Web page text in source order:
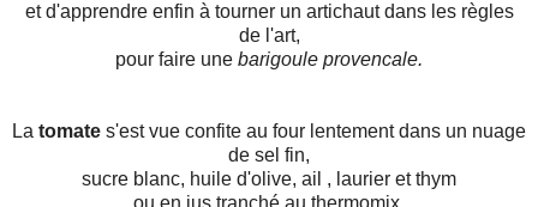
et d'apprendre enfin à tourner un artichaut dans les règles
de l'art,
pour faire une barigoule provencale.
La tomate s'est vue confite au four lentement dans un nuage
de sel fin,
sucre blanc, huile d'olive, ail , laurier et thym